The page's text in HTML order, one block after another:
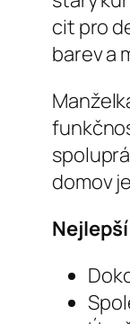
cit pro
barev a
domov